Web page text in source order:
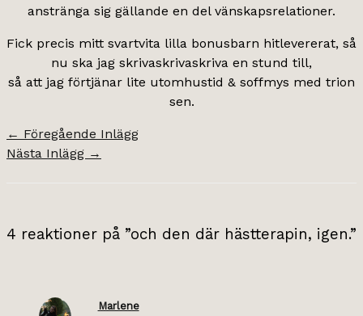
anstränga sig gällande en del vänskapsrelationer.
Fick precis mitt svartvita lilla bonusbarn hitlevererat, så
nu ska jag skrivaskrivaskriva en stund till,
så att jag förtjänar lite utomhustid & soffmys med trion
sen.
← Föregående Inlägg
Nästa Inlägg →
4 reaktioner på ”och den där hästterapin, igen.”
Marlene